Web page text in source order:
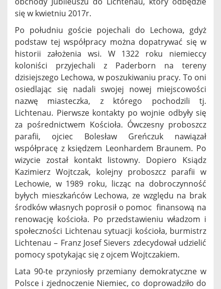
się w kwietniu 2017r.
Po południu goście pojechali do Lechowa, gdyż
podstaw tej współpracy można dopatrywać się w
historii założenia wsi. W 1322 roku niemieccy
koloniści przyjechali z Paderborn na tereny
dzisiejszego Lechowa, w poszukiwaniu pracy. To oni
osiedlając się nadali swojej nowej miejscowości
nazwę miasteczka, z którego pochodzili tj.
Lichtenau. Pierwsze kontakty po wojnie odbyły się
za pośrednictwem Kościoła. Ówczesny proboszcz
parafii, ojciec Bolesław Greńczuk nawiązał
współpracę z księdzem Leonhardem Braunem. Po
wizycie został kontakt listowny. Dopiero Ksiądz
Kazimierz Wojtczak, kolejny proboszcz parafii w
Lechowie, w 1989 roku, licząc na dobroczynność
byłych mieszkańców Lechowa, ze względu na brak
środków własnych poprosił o pomoc finansową na
renowację kościoła. Po przedstawieniu władzom i
społeczności Lichtenau sytuacji kościoła, burmistrz
Lichtenau – Franz Josef Sievers zdecydował udzielić
pomocy spotykając się z ojcem Wojtczakiem.
Lata 90-te przyniosły przemiany demokratyczne w
Polsce i zjednoczenie Niemiec, co doprowadziło do